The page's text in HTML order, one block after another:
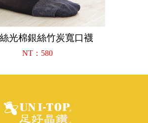
光棉銀絲竹炭寬口襪
NT：580